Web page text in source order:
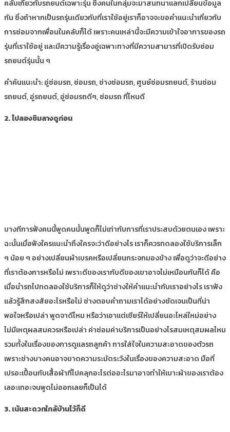
คลับเกี่ยวกับรถยนต์เฉพาะรุ่น ซึ่งคนในกลุ่มจะมาสนทนาแลกเปลี่ยนข้อมูล
กัน ซึ่งถ้าหากเป็นรถรุ่นเดียวกับที่เราใช้อยู่เราก็อาจจะขอคำแนะนำเกี่ยวกับ
การซ่อมจากเพื่อนในคลับก็ได้ เพราะคนเหล่านี้จะมีความเข้าใจอาการของรถ
รุ่นที่เราใช้อยู่ และมีความรู้เรื่องอู่เฉพาะทางที่มีความสามารที่เปิดรับซ่อม
รถยนต์รุ่นนั้น ๆ
คำค้นแนะนำ: อู่ซ่อมรถ, ซ่อมรถ, ช่างซ่อมรถ, ศูนย์ซ่อมรถยนต์, ร้านซ่อม
รถยนต์, อู่รถยนต์, อู่ซ่อมรถดีๆ, ซ่อมรถ ที่ไหนดี
2. ไปลองชิมลางดูก่อน
บางทีการฟังคนนี้พูดคนนั้นพูดก็ไม่เท่ากับการที่เราประสบด้วยตนเอง เพราะ
ฉะนั้นเมื่อฟังใครแนะนำถึงใครจะว่าดีอย่างไร เราก็ควรทดลองใช้บริการเล็ก
ๆ น้อย ๆ อย่างเปลี่ยนผ้าเบรคหรือเปลี่ยนกระจกมองข้าง เพื่อดูว่าจะดีอย่าง
ที่เราต้องการหรือไม่ เพราะดีของเรากับดีของเขาอาจไม่เหมือนกันก็ได้ คือ
เมื่อนำรถไปทดลองใช้บริการก็ให้ดูว่าช่างให้คำแนะนำกับเราอย่างไร เราฟัง
แล้วรู้สึกสงสัยอะไรหรือไม่ ช่างตอบคำถามเราได้อย่างชัดเจนเป็นที่น่า
พอใจหรือเปล่า พูดจาดีไหม หรือว่าเอาแต่เชียร์ให้เปลี่ยนอะไหล่ใหม่อย่าง
ไม่มีเหตุผลสมควรหรือเปล่า ค่าซ่อมค่าบริการเป็นอย่างไรสมเหตุสมผลไหม
รวมทั้งในเรื่องของการดูแลรถลูกค้า การใส่ใจในความสะอาดของตัวรถ
เพราะช่างบางคนอาจขาดความระมัดระวังในเรื่องของความสะอาด มือที่
เปรอะเปื้อนกับเสื้อผ้าที่ไปคลุกอะไรต่ออะไรมาอาจทำให้เบาะผ้าของเราต้อง
เลอะเทอะจนพูดไม่ออกเลยก็เป็นได้
3. เน้นสะดวกใกล้บ้านไว้ก็ดี